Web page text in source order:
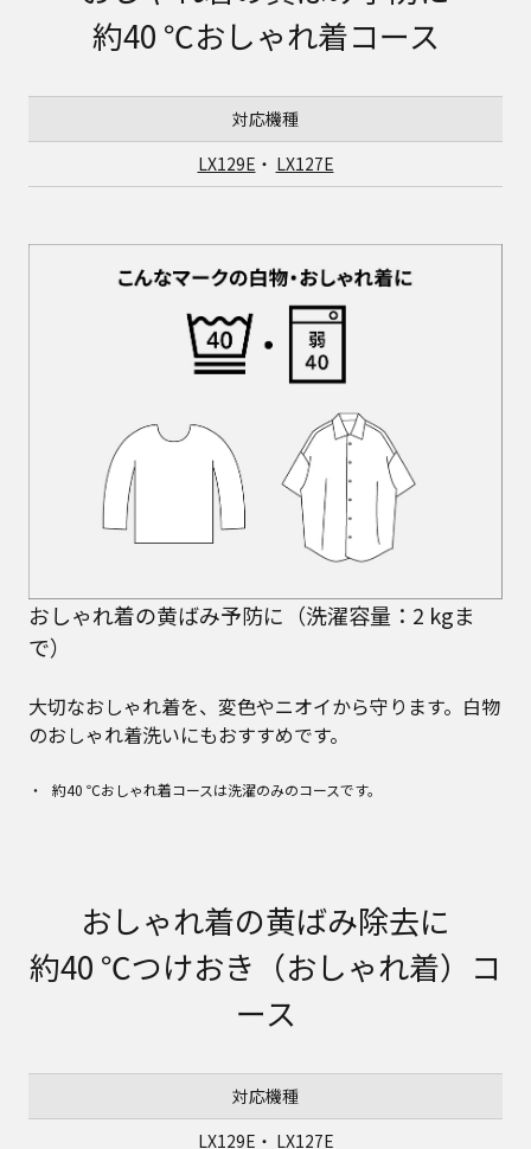
約40 ℃おしゃれ着コース
対応機種
LX129E ・ LX127E
おしゃれ着の黄ばみ予防に（洗濯容量：2 kgま
で）
大切なおしゃれ着を、変色やニオイから守ります。白物
のおしゃれ着洗いにもおすすめです。
約40 ℃おしゃれ着コースは洗濯のみのコースです。
おしゃれ着の黄ばみ除去に
約40 ℃つけおき（おしゃれ着）コ
ース
対応機種
LX129E ・ LX127E